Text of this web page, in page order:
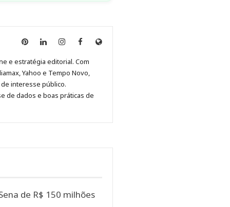
Anny
no
Pinterest
Anny
no
LinkedIn
Anny
no
Instagram
Anny
no
Facebook
Site
e estratégia editorial. Com
Yahoo e Tempo Novo,
interesse público.
de dados e boas práticas de